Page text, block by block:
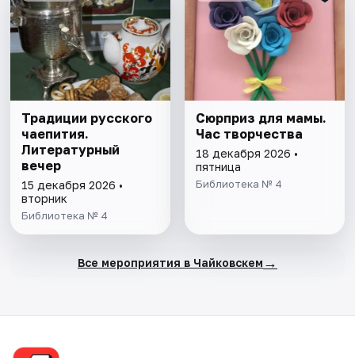
Традиции русского
чаепития.
Литературный
вечер
15 декабря 2026 •
вторник
Библиотека № 4
Сюрприз для мамы.
Час творчества
18 декабря 2026 •
пятница
Библиотека № 4
Все мероприятия в Чайковскем →